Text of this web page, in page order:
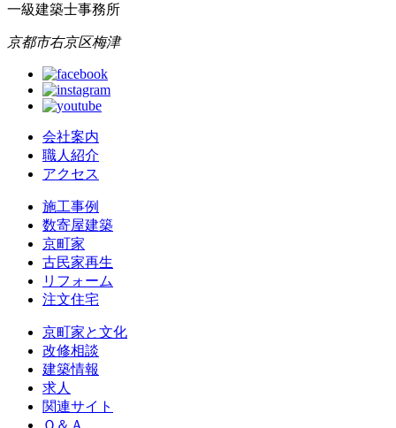
一級建築士事務所
京都市右京区梅津
会社案内
職人紹介
アクセス
施工事例
数寄屋建築
京町家
古民家再生
リフォーム
注文住宅
京町家と文化
改修相談
建築情報
求人
関連サイト
Ｑ＆Ａ